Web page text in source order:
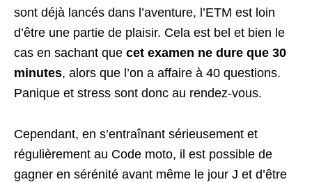
sont déjà lancés dans l’aventure, l’ETM est loin
d’être une partie de plaisir. Cela est bel et bien le
cas en sachant que cet examen ne dure que 30
minutes, alors que l’on a affaire à 40 questions.
Panique et stress sont donc au rendez-vous.
Cependant, en s’entraînant sérieusement et
régulièrement au Code moto, il est possible de
gagner en sérénité avant même le jour J et d’être